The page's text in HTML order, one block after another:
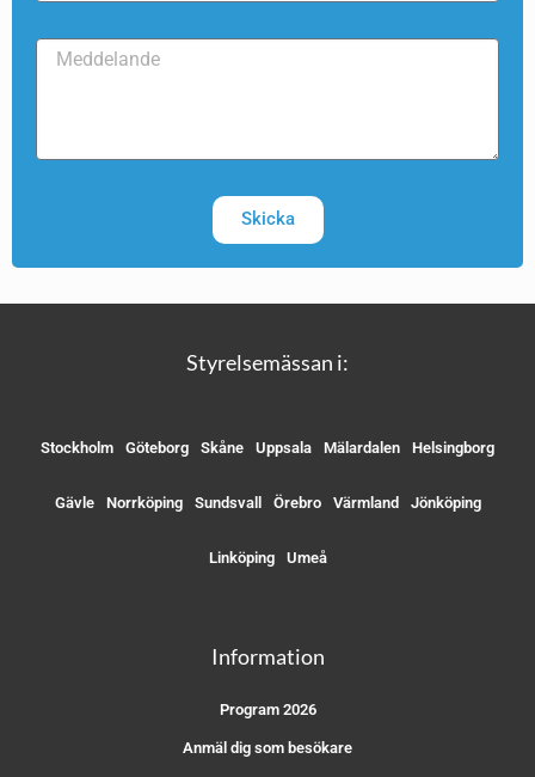
Skicka
Styrelsemässan i:
Stockholm Göteborg Skåne Uppsala Mälardalen Helsingborg
Gävle Norrköping Sundsvall Örebro Värmland Jönköping
Linköping Umeå
Information
Program 2026
Anmäl dig som besökare